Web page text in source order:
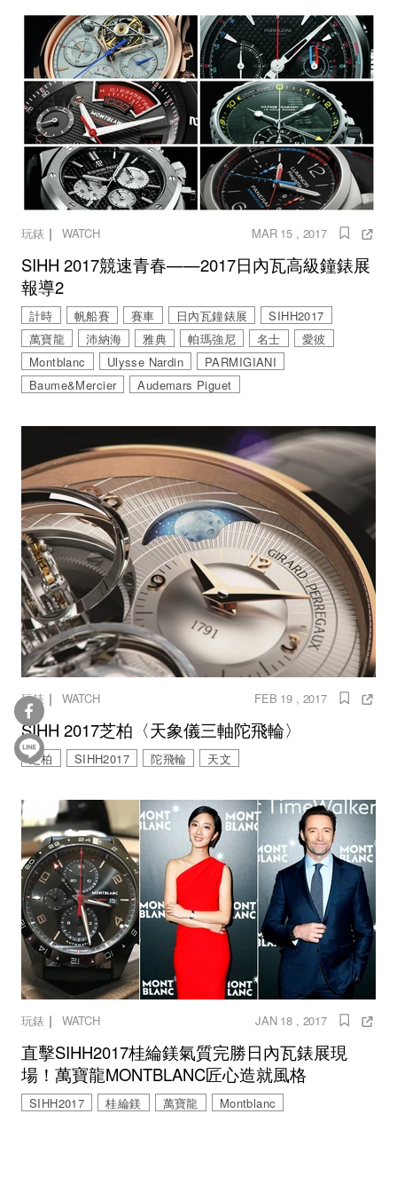
玩錶 ｜ WATCH MAR 15 , 2017
SIHH 2017競速青春——2017日內瓦高級鐘錶展
報導2
計時 帆船賽 賽車 日內瓦鐘錶展
SIHH2017
萬寶龍
沛納海 雅典 帕瑪強尼 名士
愛彼
Montblanc
Ulysse Nardin
PARMIGIANI
Baume&Mercier
Audemars Piguet
玩錶 ｜ WATCH FEB 19 , 2017
SIHH 2017芝柏〈天象儀三軸陀飛輪〉
芝柏 SIHH2017 陀飛輪 天文
玩錶 ｜ WATCH JAN 18 , 2017
直擊SIHH2017桂綸鎂氣質完勝日內瓦錶展現
場！萬寶龍MONTBLANC匠心造就風格
SIHH2017 桂綸鎂 萬寶龍 Montblanc